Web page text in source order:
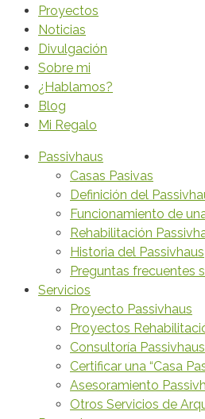
Proyectos
Noticias
Divulgación
Sobre mi
¿Hablamos?
Blog
Mi Regalo
Passivhaus
Casas Pasivas
Definición del
Funcionamiento de
Rehabilitación
Historia del Passivhaus
Preguntas frecuentes
Servicios
Proyecto Passivhaus
Proyectos
Consultoría Passivhaus
Certificar una “Casa
Asesoramiento
Otros Servicios de